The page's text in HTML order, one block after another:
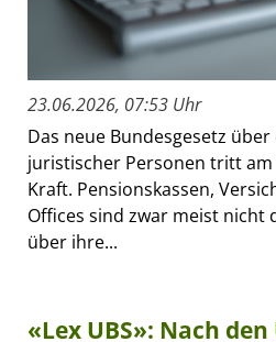
23.06.2026, 07:53 Uhr
Das neue Bundesgesetz
juristischer Personen tritt am
Kraft. Pensionskassen,
Offices sind zwar meist nicht
über ihre...
«Lex UBS»: Nach